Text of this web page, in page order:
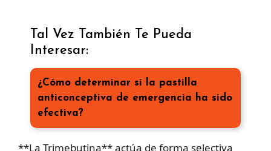
Tal Vez También Te Pueda
Interesar:
¿Cómo determinar si la pastilla
anticonceptiva de emergencia ha sido
efectiva?
**La Trimebutina** actúa de forma selectiva